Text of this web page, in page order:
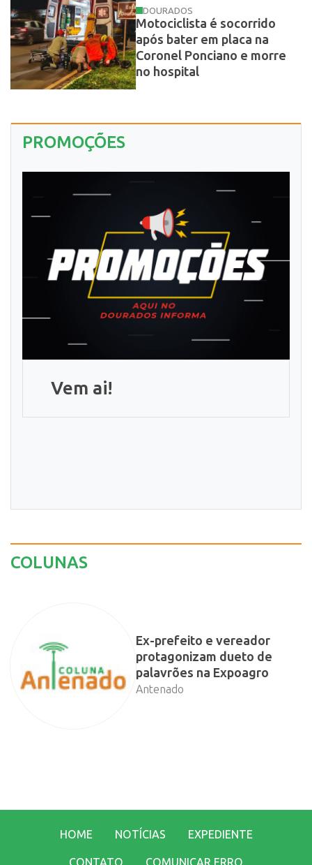
DOURADOS
Motociclista é socorrido
após bater em placa na
Coronel Ponciano e morre
no hospital
PROMOÇÕES
Vem ai!
COLUNAS
Ex-prefeito e vereador
protagonizam dueto de
palavrões na Expoagro
Antenado
HOME NOTÍCIAS EXPEDIENTE